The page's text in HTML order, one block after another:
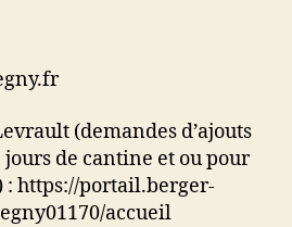
(demandes d’ajouts
de cantine et ou pour
: https://portail.berger-
accueil